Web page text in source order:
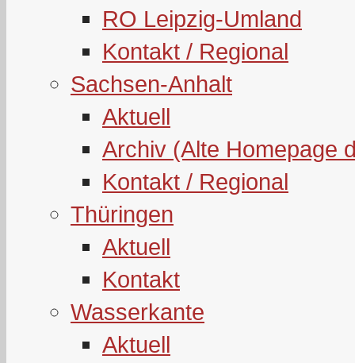
RO Leipzig-Umland
Kontakt / Regional
Sachsen-Anhalt
Aktuell
Archiv (Alte Homepage
Kontakt / Regional
Thüringen
Aktuell
Kontakt
Wasserkante
Aktuell